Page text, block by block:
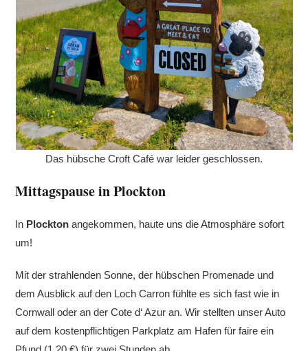
Das hübsche Croft Café war leider geschlossen.
Mittagspause in Plockton
In Plockton angekommen, haute uns die Atmosphäre sofort
um!
Mit der strahlenden Sonne, der hübschen Promenade und
dem Ausblick auf den Loch Carron fühlte es sich fast wie in
Cornwall oder an der Cote d‘ Azur an. Wir stellten unser Auto
auf dem kostenpflichtigen Parkplatz am Hafen für faire ein